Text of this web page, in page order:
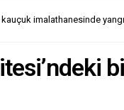
imalathanesinde